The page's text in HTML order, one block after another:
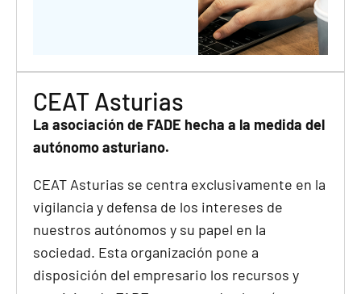
CEAT Asturias
La asociación de FADE hecha a la medida del
autónomo asturiano.
CEAT Asturias se centra exclusivamente en la
vigilancia y defensa de los intereses de
nuestros autónomos y su papel en la
sociedad. Esta organización pone a
disposición del empresario los recursos y